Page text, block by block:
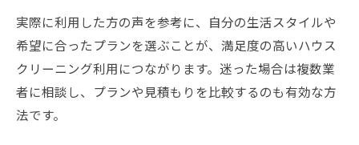
実際に利用した方の声を参考に、自分の生活スタイルや
希望に合ったプランを選ぶことが、満足度の高いハウス
クリーニング利用につながります。迷った場合は複数業
者に相談し、プランや見積もりを比較するのも有効な方
法です。